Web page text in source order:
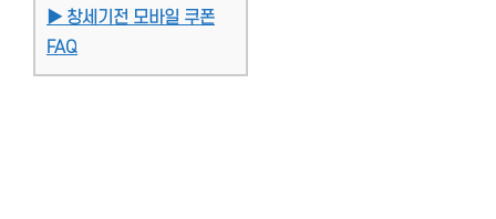
▶ 창세기전 모바일 쿠폰
FAQ